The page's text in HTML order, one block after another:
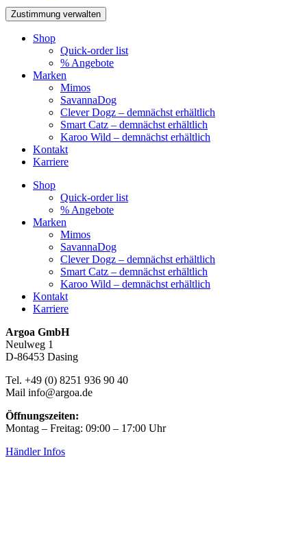
Zustimmung verwalten
Shop
Quick-order list
% Angebote
Marken
Mimos
SavannaDog
Clever Dogz – demnächst erhältlich
Smart Catz – demnächst erhältlich
Karoo Wild – demnächst erhältlich
Kontakt
Karriere
Shop
Quick-order list
% Angebote
Marken
Mimos
SavannaDog
Clever Dogz – demnächst erhältlich
Smart Catz – demnächst erhältlich
Karoo Wild – demnächst erhältlich
Kontakt
Karriere
Argoa GmbH
Neulweg 1
D-86453 Dasing
Tel. +49 (0) 8251 936 90 40
Mail info@argoa.de
Öffnungszeiten:
Montag – Freitag: 09:00 – 17:00 Uhr
Händler Infos